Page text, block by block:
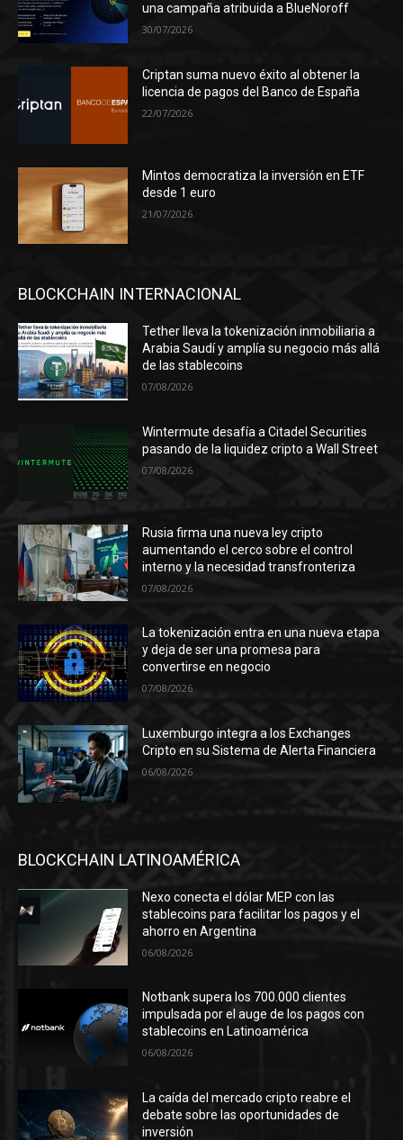
una campaña atribuida a BlueNoroff
30/07/2026
Criptan suma nuevo éxito al obtener la
licencia de pagos del Banco de España
22/07/2026
Mintos democratiza la inversión en ETF
desde 1 euro
21/07/2026
BLOCKCHAIN INTERNACIONAL
Tether lleva la tokenización inmobiliaria a
Arabia Saudí y amplía su negocio más allá
de las stablecoins
07/08/2026
Wintermute desafía a Citadel Securities
pasando de la liquidez cripto a Wall Street
07/08/2026
Rusia firma una nueva ley cripto
aumentando el cerco sobre el control
interno y la necesidad transfronteriza
07/08/2026
La tokenización entra en una nueva etapa
y deja de ser una promesa para
convertirse en negocio
07/08/2026
Luxemburgo integra a los Exchanges
Cripto en su Sistema de Alerta Financiera
06/08/2026
BLOCKCHAIN LATINOAMÉRICA
Nexo conecta el dólar MEP con las
stablecoins para facilitar los pagos y el
ahorro en Argentina
06/08/2026
Notbank supera los 700.000 clientes
impulsada por el auge de los pagos con
stablecoins en Latinoamérica
06/08/2026
La caída del mercado cripto reabre el
debate sobre las oportunidades de
inversión